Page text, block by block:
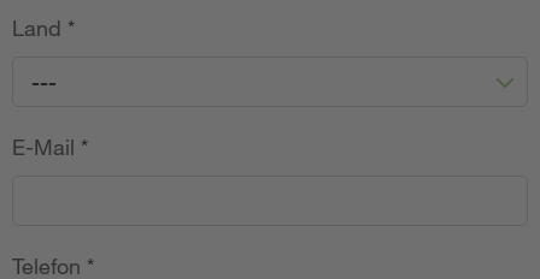
Land *
---
E-Mail *
Telefon *